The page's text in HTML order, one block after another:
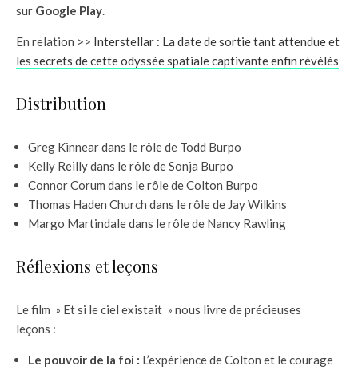
sur Google Play.
En relation >> Interstellar : La date de sortie tant attendue et
les secrets de cette odyssée spatiale captivante enfin révélés
Distribution
Greg Kinnear dans le rôle de Todd Burpo
Kelly Reilly dans le rôle de Sonja Burpo
Connor Corum dans le rôle de Colton Burpo
Thomas Haden Church dans le rôle de Jay Wilkins
Margo Martindale dans le rôle de Nancy Rawling
Réflexions et leçons
Le film » Et si le ciel existait » nous livre de précieuses
leçons :
Le pouvoir de la foi : L’expérience de Colton et le courage